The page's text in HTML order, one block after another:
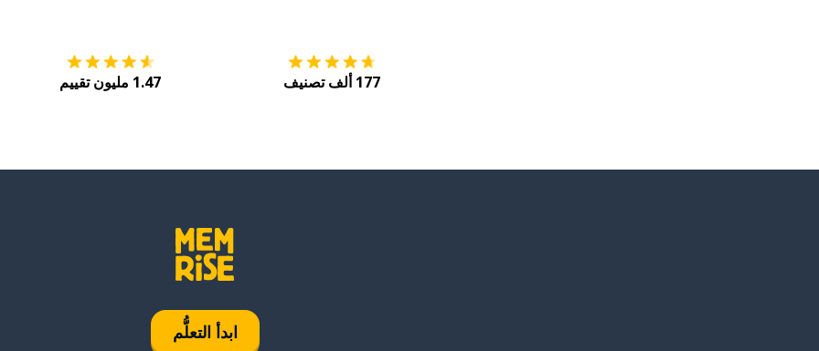
177 ألف تصنيف 1.47 مليون تقييم
ابدأ التعلُّم